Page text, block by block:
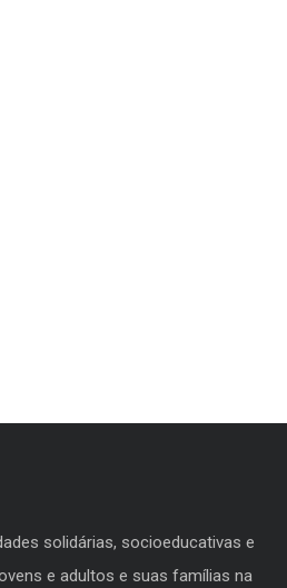
solidárias, socioeducativas e
e adultos e suas famílias na